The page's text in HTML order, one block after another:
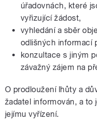
úřadovnách, které
vyřizující žádost,
vyhledání a sběr
odlišných informací
konzultace s jiným
závažný zájem na
O prodloužení lhůty a
žadatel informován, a
jejímu vyřízení.